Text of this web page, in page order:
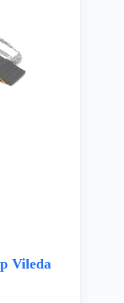
Vileda